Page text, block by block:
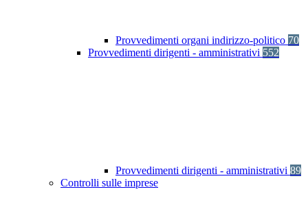
Provvedimenti organi indirizzo-politico 70
Provvedimenti dirigenti - amministrativi 552
Provvedimenti dirigenti - amministrativi 89
Controlli sulle imprese